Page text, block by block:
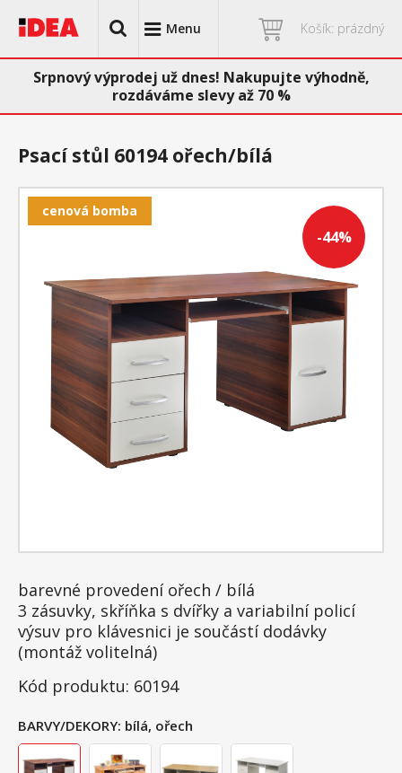
Menu Košík: prázdný
Srpnový výprodej už dnes! Nakupujte výhodně,
rozdáváme slevy až 70 %
-44%
cenová bomba
Psací stůl 60194 ořech/bílá
barevné provedení ořech / bílá
3 zásuvky, skříňka s dvířky a variabilní policí
výsuv pro klávesnici je součástí dodávky
(montáž volitelná)
Kód produktu: 60194
BARVY/DEKORY: bílá, ořech